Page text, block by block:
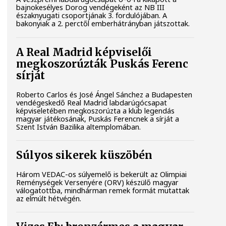
bajnokesélyes Dorog vendégeként az NB III
északnyugati csoportjának 3. fordulójában. A
bakonyiak a 2. perctől emberhátrányban játszottak.
A Real Madrid képviselői
megkoszorúzták Puskás Ferenc
sírját
Roberto Carlos és José Ángel Sánchez a Budapesten
vendégeskedő Real Madrid labdarúgócsapat
képviseletében megkoszorúzta a klub legendás
magyar játékosának, Puskás Ferencnek a sírját a
Szent István Bazilika altemplomában.
Súlyos sikerek küszöbén
Három VEDAC-os súlyemelő is bekerült az Olimpiai
Reménységek Versenyére (ORV) készülő magyar
válogatottba, mindhárman remek formát mutattak
az elmúlt hétvégén.